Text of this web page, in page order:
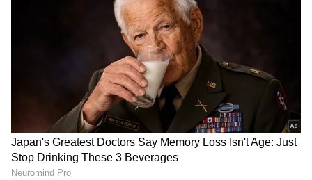
Related Articles
Car Tyres: టైర్లు నలుపు రంగులోనే ఎందుకు
ఉంటాయి.? వేరే కలర్‌లో ఎందుకు ఉండవో
ఆలోచించారా.?